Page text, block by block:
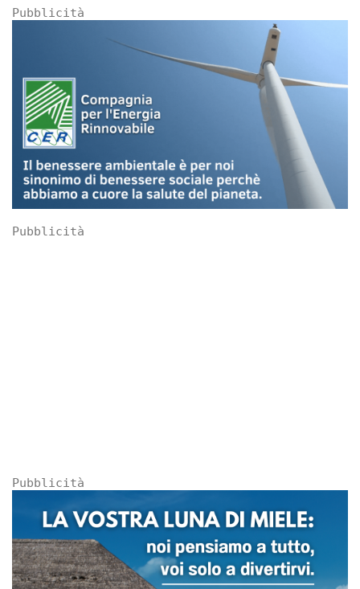
Pubblicità
Pubblicità
Pubblicità